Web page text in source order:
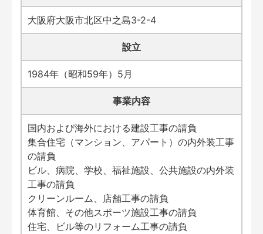
大阪府大阪市北区中之島3-2-4
設立
1984年（昭和59年）5月
事業内容
国内および海外における建設工事の請負
集合住宅（マンション、アパート）の内外装工事
の請負
ビル、病院、学校、福祉施設、公共施設の内外装
工事の請負
クリーンルーム、店舗工事の請負
体育館、その他スポーツ施設工事の請負
住宅、ビル等のリフォーム工事の請負